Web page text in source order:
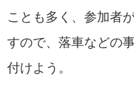
ことも多く、参加者
すので、落車などの
付けよう。